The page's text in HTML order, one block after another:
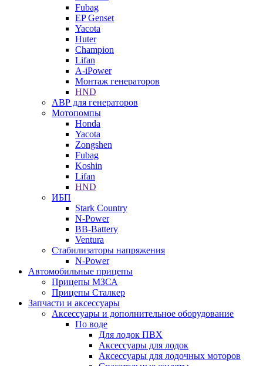
Fubag
EP Genset
Yacota
Huter
Champion
Lifan
A-iPower
Монтаж генераторов
HND
АВР для генераторов
Мотопомпы
Honda
Yacota
Zongshen
Fubag
Koshin
Lifan
HND
ИБП
Stark Country
N-Power
BB-Battery
Ventura
Стабилизаторы напряжения
N-Power
Автомобильные прицепы
Прицепы МЗСА
Прицепы Сталкер
Запчасти и аксессуары
Аксессуары и дополнительное оборудование
По воде
Для лодок ПВХ
Аксессуары для лодок
Аксессуары для лодочных моторов